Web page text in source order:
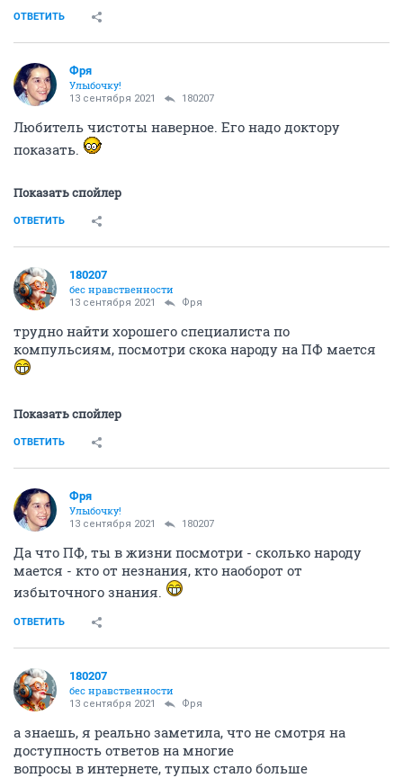
ОТВЕТИТЬ
Фря
Улыбочку!
13 сентября 2021 180207
Любитель чистоты наверное. Его надо доктору
показать.
Показать спойлер
ОТВЕТИТЬ
180207
бес нравственности
13 сентября 2021 Фря
трудно найти хорошего специалиста по
компульсиям, посмотри скока народу на ПФ мается
Показать спойлер
ОТВЕТИТЬ
Фря
Улыбочку!
13 сентября 2021 180207
Да что ПФ, ты в жизни посмотри - сколько народу
мается - кто от незнания, кто наоборот от
избыточного знания.
ОТВЕТИТЬ
180207
бес нравственности
13 сентября 2021 Фря
а знаешь, я реально заметила, что не смотря на
доступность ответов на многие
вопросы в интернете, тупых стало больше